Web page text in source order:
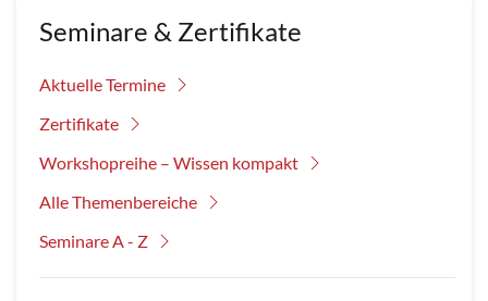
Seminare & Zertifikate
Aktuelle Termine
Zertifikate
Workshopreihe – Wissen kompakt
Alle Themenbereiche
Seminare A - Z